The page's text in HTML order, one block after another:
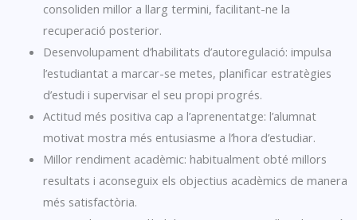
consoliden millor a llarg termini, facilitant-ne la
recuperació posterior.
Desenvolupament d’habilitats d’autoregulació: impulsa
l’estudiantat a marcar-se metes, planificar estratègies
d’estudi i supervisar el seu propi progrés.
Actitud més positiva cap a l’aprenentatge: l’alumnat
motivat mostra més entusiasme a l’hora d’estudiar.
Millor rendiment acadèmic: habitualment obté millors
resultats i aconseguix els objectius acadèmics de manera
més satisfactòria.